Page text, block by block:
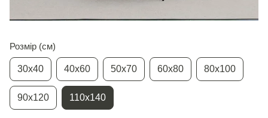
Розмір (см)
30х40 40х60 50х70 60х80 80х100
90х120 110х140